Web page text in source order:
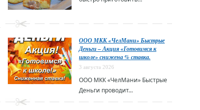
ООО МКК «ЧелМани» Быстрые
Деньги – Акция «Готовимся к
школе» снижена % ставка.
3 августа 2026
ООО МКК «ЧелМани» Быстрые
Деньги проводит...